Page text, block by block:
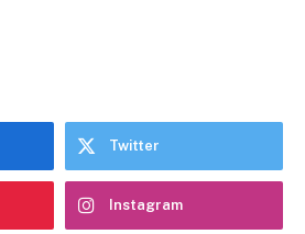
Twitter
Instagram